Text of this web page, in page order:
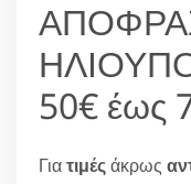
50€ έως
Γιατιμέςάκρως